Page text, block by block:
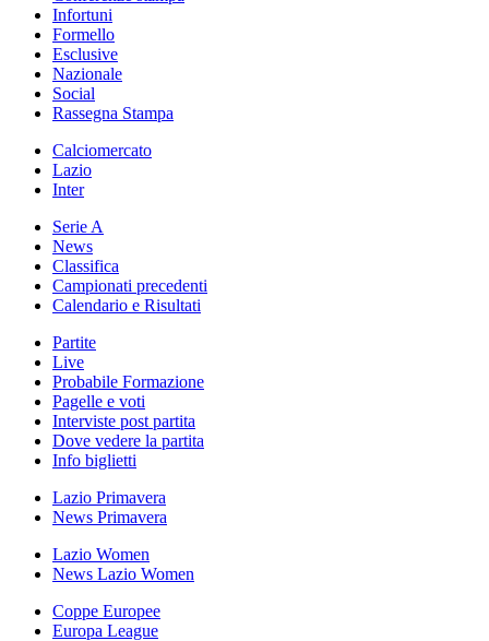
Infortuni
Formello
Esclusive
Nazionale
Social
Rassegna Stampa
Calciomercato
Lazio
Inter
Serie A
News
Classifica
Campionati precedenti
Calendario e Risultati
Partite
Live
Probabile Formazione
Pagelle e voti
Interviste post partita
Dove vedere la partita
Info biglietti
Lazio Primavera
News Primavera
Lazio Women
News Lazio Women
Coppe Europee
Europa League